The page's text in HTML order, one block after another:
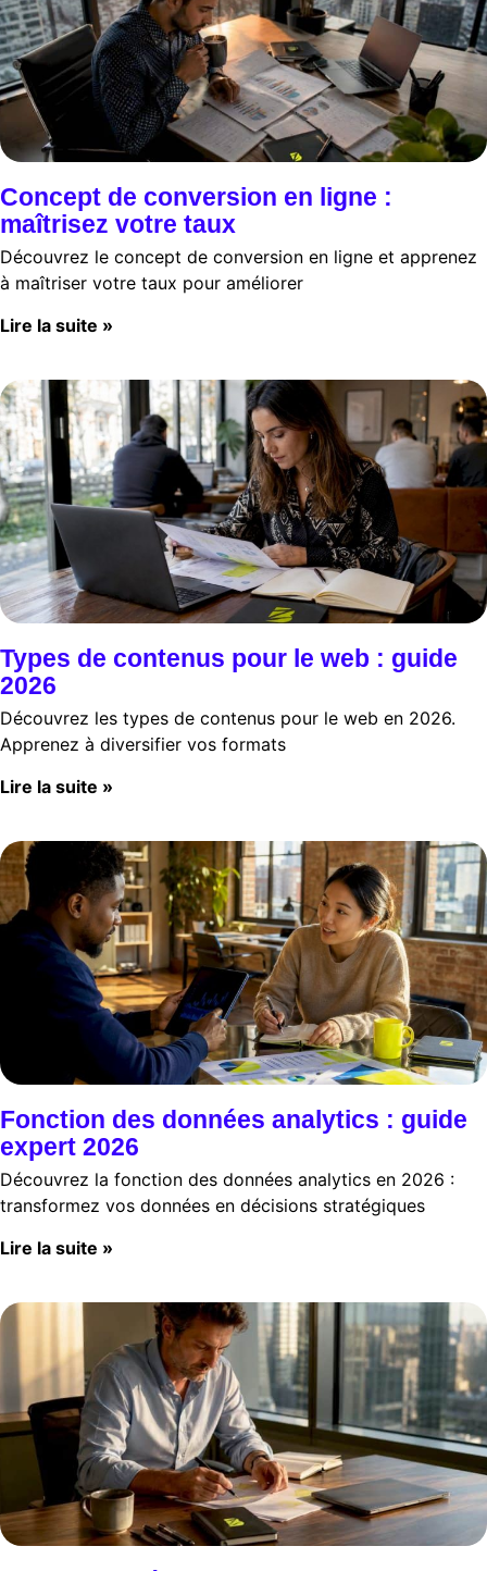
Concept de conversion en ligne :
maîtrisez votre taux
Découvrez le concept de conversion en ligne et apprenez
à maîtriser votre taux pour améliorer
Lire la suite »
Types de contenus pour le web : guide
2026
Découvrez les types de contenus pour le web en 2026.
Apprenez à diversifier vos formats
Lire la suite »
Fonction des données analytics : guide
expert 2026
Découvrez la fonction des données analytics en 2026 :
transformez vos données en décisions stratégiques
Lire la suite »